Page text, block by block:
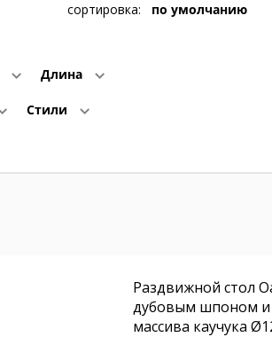
Длина
Стили
сортировка: по умолчанию
Раздвижной стол
дубовым шпоном
массива каучука